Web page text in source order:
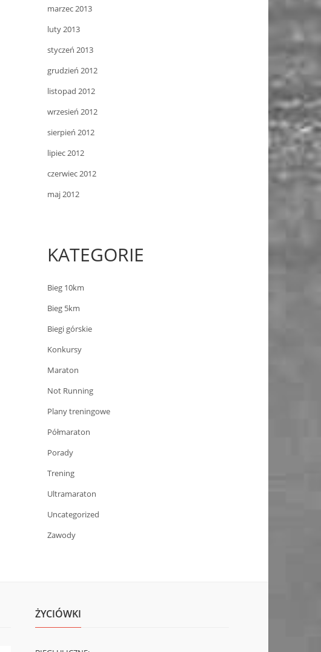
marzec 2013
luty 2013
styczeń 2013
grudzień 2012
listopad 2012
wrzesień 2012
sierpień 2012
lipiec 2012
czerwiec 2012
maj 2012
KATEGORIE
Bieg 10km
Bieg 5km
Biegi górskie
Konkursy
Maraton
Not Running
Plany treningowe
Półmaraton
Porady
Trening
Ultramaraton
Uncategorized
Zawody
ŻYCIÓWKI